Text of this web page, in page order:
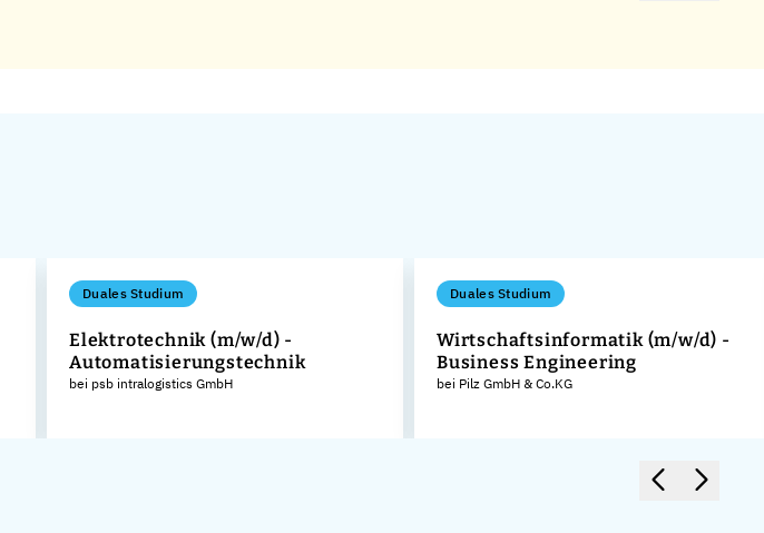
Duales Studium
Elektrotechnik (m/w/d) -
Automatisierungstechnik
bei psb intralogistics GmbH
Duales Studium
Wirtschaftsinformatik (m/w/d) -
Business Engineering
bei Pilz GmbH & Co.KG